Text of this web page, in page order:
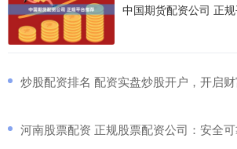
中国期货配资公司 正
炒股配资排名 配资实盘炒股开户，开启
河南股票配资 正规股票配资公司：安全